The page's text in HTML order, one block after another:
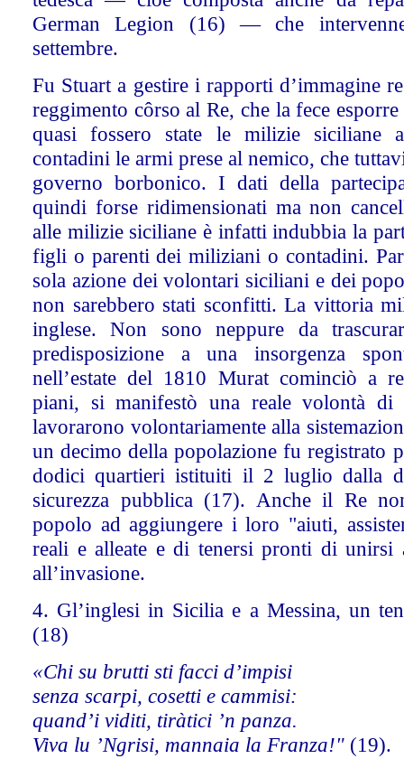
German Legion (16) — che
settembre.
Fu Stuart a gestire i rapporti d’immagine
reggimento côrso al Re, che la fece
quasi fossero state le milizie siciliane
contadini le armi prese al nemico, che
governo borbonico. I dati della
quindi forse ridimensionati ma non
alle milizie siciliane è infatti indubbia la
figli o parenti dei miliziani o contadini.
sola azione dei volontari siciliani e dei
non sarebbero stati sconfitti. La vittoria
inglese. Non sono neppure da
predisposizione a una insorgenza
nell’estate del 1810 Murat cominciò a
piani, si manifestò una reale volontà di
lavorarono volontariamente alla
un decimo della popolazione fu registrato
dodici quartieri istituiti il 2 luglio dalla
sicurezza pubblica (17). Anche il Re
popolo ad aggiungere i loro "aiuti,
reali e alleate e di tenersi pronti di unirsi
all’invasione.
4. Gl’inglesi in Sicilia e a Messina, un
(18)
«Chi su brutti sti facci d’impisi
senza scarpi, cosetti e cammisi:
quand’i viditi, tiràtici ’n panza.
Viva lu ’Ngrisi, mannaia la Franza!" (19).